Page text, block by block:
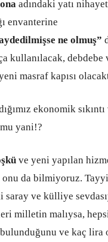
adındaki yatı nihayet
envanterine
ne olmuş”
kullanılacak, debdebe
masraf kapısı
ekonomik
yani!?
ve yeni yapılan
onu da bilmiyoruz.
saray ve külliye
milletin malıysa,
bulunduğunu ve kaç lira